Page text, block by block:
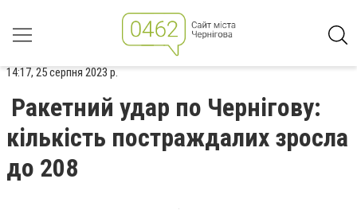
14:17, 25 серпня 2023 р.
Ракетний удар по Чернігову:
кількість постраждалих зросла
до 208